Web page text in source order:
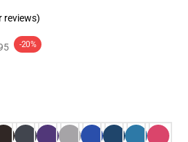
reviews)
-20%